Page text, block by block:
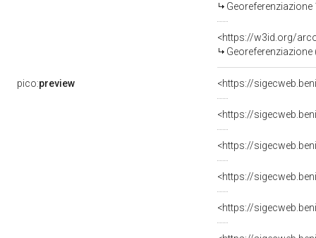
<https://w3id.org/
pico:preview
<https://
<https://